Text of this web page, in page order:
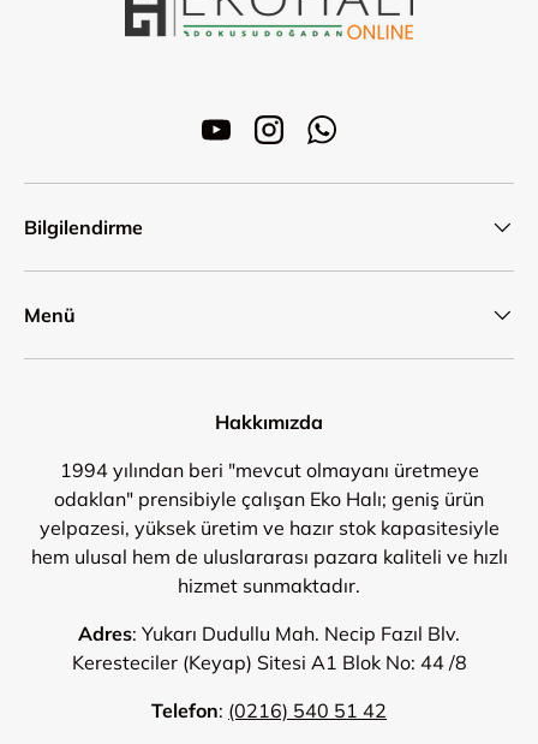
YouTubeInstagramWhatsApp
Bilgilendirme
Menü
Hakkımızda
1994 yılından beri "mevcut olmayanı üretmeye
odaklan" prensibiyle çalışan Eko Halı; geniş ürün
yelpazesi, yüksek üretim ve hazır stok kapasitesiyle
hem ulusal hem de uluslararası pazara kaliteli ve hızlı
hizmet sunmaktadır.
Adres: Yukarı Dudullu Mah. Necip Fazıl Blv.
Keresteciler (Keyap) Sitesi A1 Blok No: 44 /8
Telefon: (0216) 540 51 42